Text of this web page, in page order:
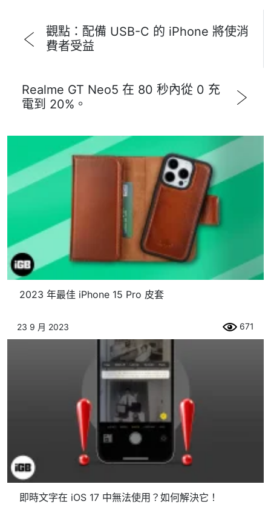
觀點：配備 USB-C 的 iPhone 將使消
費者受益
Realme GT Neo5 在 80 秒內從 0 充
電到 20%。
2023 年最佳 iPhone 15 Pro 皮套
23 9 月 2023 671
即時文字在 iOS 17 中無法使用？如何解決它！